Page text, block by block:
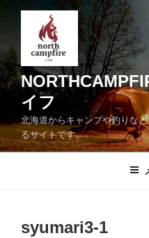
ン
ツ
へ
キ
ッ
イフ
北海道からキャンプや釣りな
るサイトです。
syumari3-1